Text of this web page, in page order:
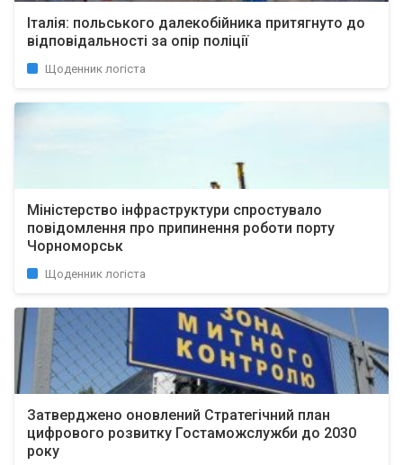
Італія: польського далекобійника притягнуто до
відповідальності за опір поліції
Щоденник логіста
Міністерство інфраструктури спростувало
повідомлення про припинення роботи порту
Чорноморськ
Щоденник логіста
Затверджено оновлений Стратегічний план
цифрового розвитку Гостаможслужби до 2030
року